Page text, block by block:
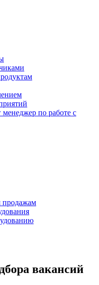
по работе с
продажам
вакансий